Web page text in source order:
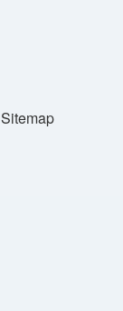
Sitemap